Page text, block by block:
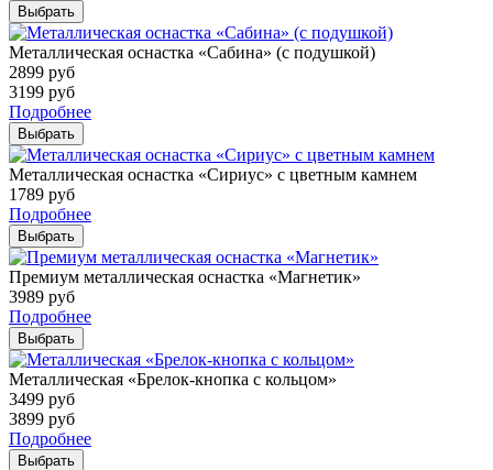
Выбрать
Металлическая оснастка «Сабина» (с подушкой)
2899 руб
3199 руб
Подробнее
Выбрать
Металлическая оснастка «Сириус» с цветным камнем
1789 руб
Подробнее
Выбрать
Премиум металлическая оснастка «Магнетик»
3989 руб
Подробнее
Выбрать
Металлическая «Брелок-кнопка с кольцом»
3499 руб
3899 руб
Подробнее
Выбрать